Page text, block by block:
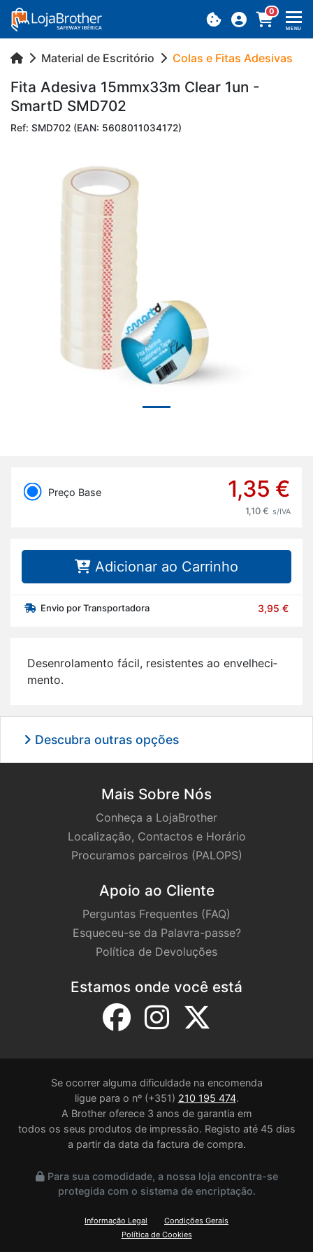
0
MENU
Material de Escritório Colas e Fitas Adesivas
Fita Ade­siva 15mmx33m Clear 1un -
SmartD SMD702
Ref: SMD702 (EAN: 5608011034172)
Preço Base 1,35 €
1,10 € s/IVA
Adicionar ao Carrinho
Envio por Transportadora 3,95 €
De­sen­ro­la­mento fácil, re­sis­tentes ao en­ve­lhe­ci­
mento.
Descubra outras opções
Mais Sobre Nós
Conheça a LojaBrother
Localização, Contactos e Horário
Procuramos parceiros (PALOPS)
Apoio ao Cliente
Perguntas Frequentes (FAQ)
Esqueceu-se da Palavra-passe?
Política de Devoluções
Estamos onde você está
Se ocorrer alguma dificuldade na encomenda
ligue para o nº (+351) 210 195 474.
A Brother oferece 3 anos de garantia em
todos os seus produtos de impressão. Registo até 45 dias
a partir da data da factura de compra.
Para sua comodidade, a nossa loja encontra-se
protegida com o sistema de encriptação.
Informação Legal
Condições Gerais
Política de Cookies